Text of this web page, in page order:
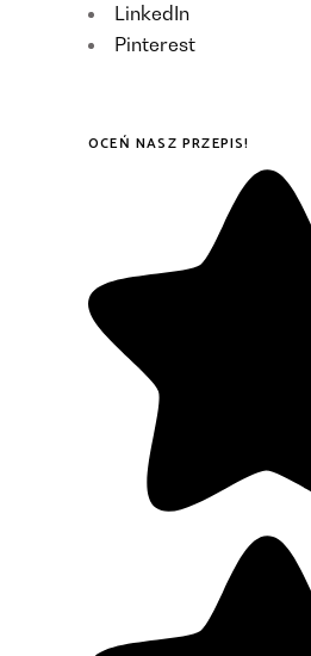
LinkedIn
Pinterest
OCEŃ NASZ PRZEPIS!